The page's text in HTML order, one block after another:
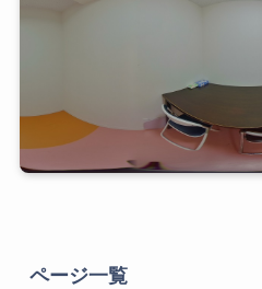
ページ一覧